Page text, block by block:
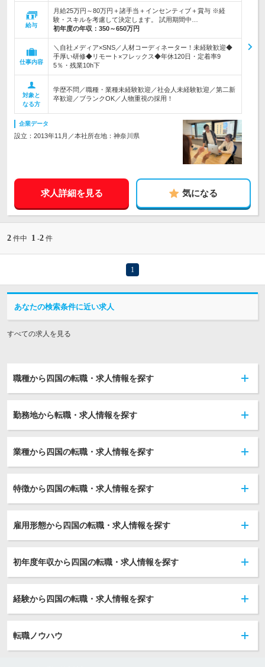
給与
月給25万円～80万円＋諸手当＋インセンティブ＋賞与 ※経
験・スキルを考慮して決定します。 試用期間中…
初年度の年収： 350～650万円
仕事内容
＼自社メディア×SNS／人材コーディネーター！未経験歓迎◆
手厚い研修◆リモート×フレックス◆年休120日・定着率9
5％・残業10h下
対象と
なる方
学歴不問／職種・業種未経験歓迎／社会人未経験歓迎／第二新
卒歓迎／ブランクOK／人物重視の採用！
企業データ
設立：2013年11月／本社所在地：神奈川県
求人詳細を見る 気になる
2 件中 1 -2 件
1
あなたの検索条件に近い求人
すべての求人を見る
職種から四国の転職・求人情報を探す
勤務地から転職・求人情報を探す
業種から四国の転職・求人情報を探す
特徴から四国の転職・求人情報を探す
雇用形態から四国の転職・求人情報を探す
初年度年収から四国の転職・求人情報を探す
経験から四国の転職・求人情報を探す
転職ノウハウ